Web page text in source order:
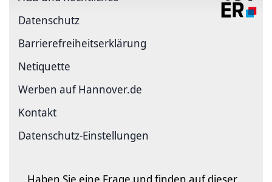
Datenschutz
Barriere­freiheits­erklärung
Netiquette
Werben auf Hannover.de
Kontakt
Datenschutz-Einstellungen
Haben Sie eine Frage und finden auf dieser